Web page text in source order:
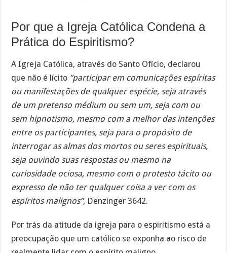
Por que a Igreja Católica Condena a
Prática do Espiritismo?
A Igreja Católica, através do Santo Ofício, declarou
que não é lícito “participar em comunicações espíritas
ou manifestações de qualquer espécie, seja através
de um pretenso médium ou sem um, seja com ou
sem hipnotismo, mesmo com a melhor das intenções
entre os participantes, seja para o propósito de
interrogar as almas dos mortos ou seres espirituais,
seja ouvindo suas respostas ou mesmo na
curiosidade ociosa, mesmo com o protesto tácito ou
expresso de não ter qualquer coisa a ver com os
espíritos malignos”, Denzinger 3642.
Por trás da atitude da igreja para o espiritismo está a
preocupação que um católico se exponha ao risco de